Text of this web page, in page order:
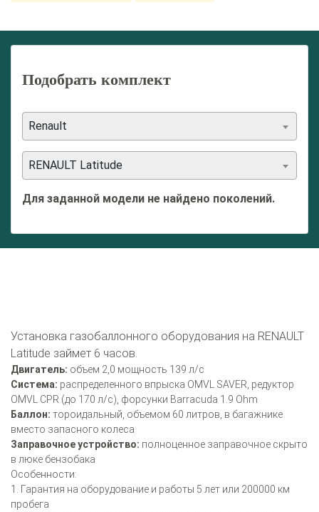
Подобрать комплект
Renault
RENAULT Latitude
Для заданной модели не найдено поколений.
Установка газобаллонного оборудования на RENAULT
Latitude займет 6 часов.
Двигатель: объем 2,0 мощность 139 л/с
Система: распределенного впрыска OMVL SAVER, редуктор
OMVL CPR (до 170 л/с), форсунки Barracuda 1.9 Ohm
Баллон: тороидальный, объемом 60 литров, в багажнике
вместо запасного колеса
Заправочное устройство: полноценное заправочное скрыто
в люке бензобака
Особенности:
1. Гарантия на оборудование и работы 5 лет или 200000 км
пробега